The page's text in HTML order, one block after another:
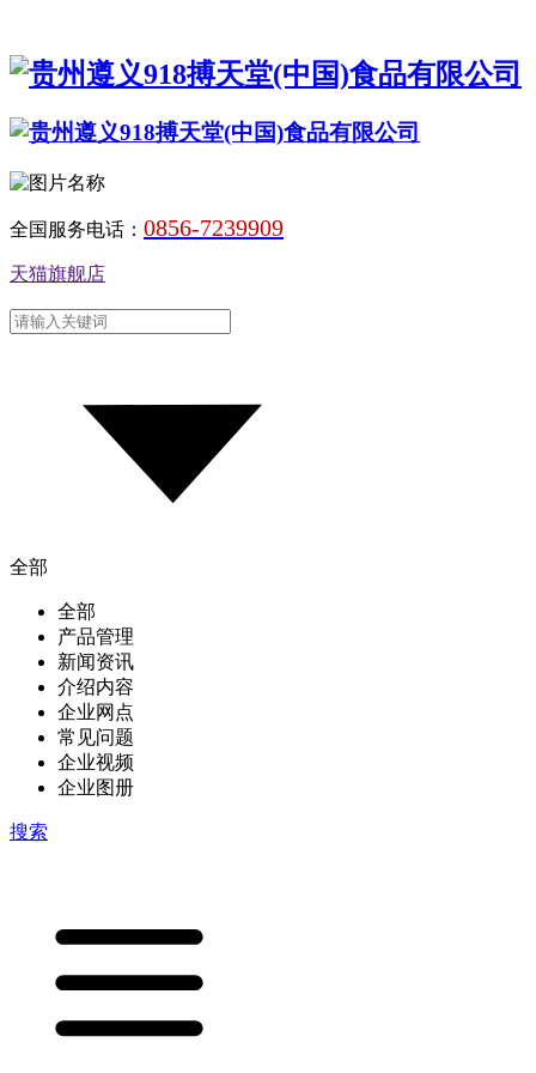
全国服务电话： 0856-7239909
天猫旗舰店
全部
全部
产品管理
新闻资讯
介绍内容
企业网点
常见问题
企业视频
企业图册
搜索